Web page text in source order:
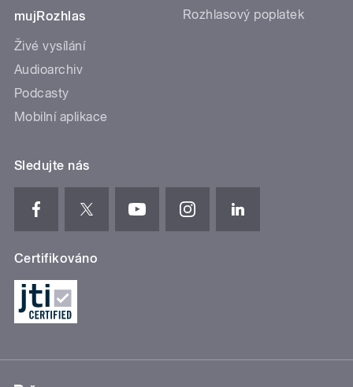
mujRozhlas
Živé vysílání
Audioarchiv
Podcasty
Mobilní aplikace
Rozhlasový poplatek
Sledujte nás
Certifikováno